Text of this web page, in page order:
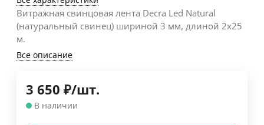
Витражная свинцовая лента Decra Led Natural
(натуральный свинец) шириной 3 мм, длиной 2х25
м.
Все описание
3 650 ₽/шт.
В наличии